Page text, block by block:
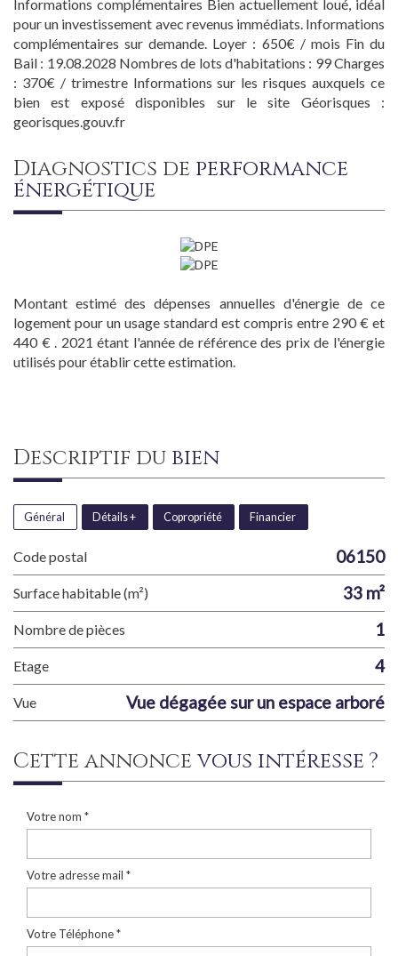
Informations complémentaires Bien actuellement loué, idéal
pour un investissement avec revenus immédiats. Informations
complémentaires sur demande. Loyer : 650€ / mois Fin du
Bail : 19.08.2028 Nombres de lots d'habitations : 99 Charges
: 370€ / trimestre Informations sur les risques auxquels ce
bien est exposé disponibles sur le site Géorisques :
georisques.gouv.fr
diagnostics de performance
énergétique
Montant estimé des dépenses annuelles d'énergie de ce
logement pour un usage standard est compris entre 290 € et
440 € . 2021 étant l'année de référence des prix de l'énergie
utilisés pour établir cette estimation.
descriptif du bien
Général Détails + Copropriété Financier
Code postal 06150
Surface habitable (m²) 33 m²
Nombre de pièces 1
Etage 4
Vue Vue dégagée sur un espace arboré
cette annoncevous intéresse ?
Votre nom *
Votre adresse mail *
Votre Téléphone *